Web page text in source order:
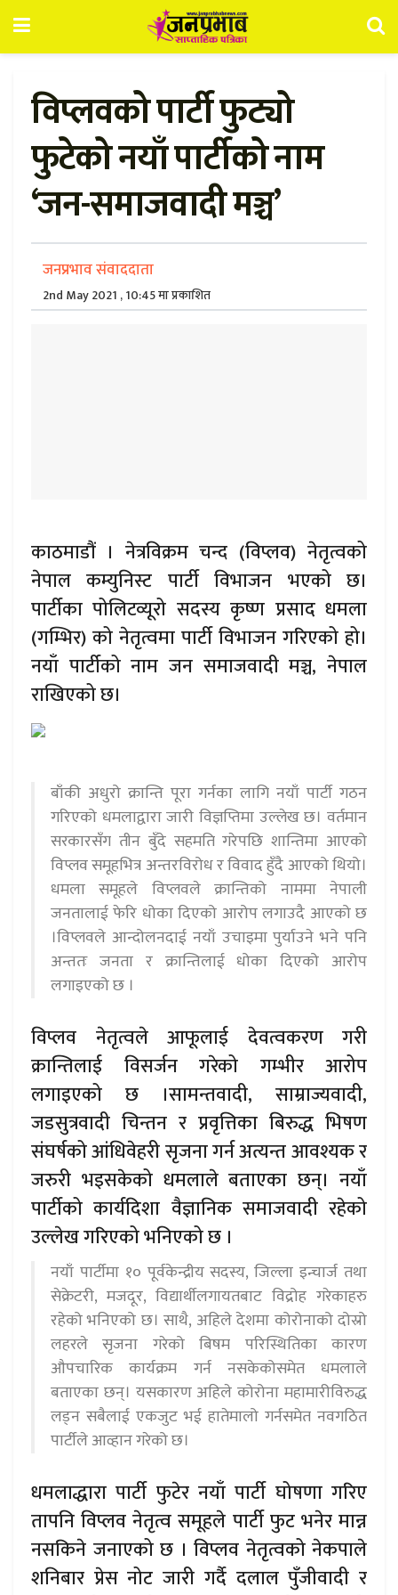
विप्लवको पार्टी फुट्यो
फुटेको नयाँ पार्टीको नाम
‘जन-समाजवादी मञ्च’
जनप्रभाव संवाददाता
2nd May 2021 , 10:45 मा प्रकाशित
काठमाडौं । नेत्रविक्रम चन्द (विप्लव) नेतृत्वको
नेपाल कम्युनिस्ट पार्टी विभाजन भएको छ।
पार्टीका पोलिटव्यूरो सदस्य कृष्ण प्रसाद धमला
(गम्भिर) को नेतृत्वमा पार्टी विभाजन गरिएको हो।
नयाँ पार्टीको नाम जन समाजवादी मञ्च, नेपाल
राखिएको छ।
बाँकी अधुरो क्रान्ति पूरा गर्नका लागि नयाँ पार्टी गठन
गरिएको धमलाद्वारा जारी विज्ञप्तिमा उल्लेख छ। वर्तमान
सरकारसँग तीन बुँदे सहमति गरेपछि शान्तिमा आएको
विप्लव समूहभित्र अन्तरविरोध र विवाद हुँदै आएको थियो।
धमला समूहले विप्लवले क्रान्तिको नाममा नेपाली
जनतालाई फेरि धोका दिएको आरोप लगाउदै आएको छ
।विप्लवले आन्दोलनदाई नयाँ उचाइमा पुर्याउने भने पनि
अन्ततः जनता र क्रान्तिलाई धोका दिएको आरोप
लगाइएको छ ।
विप्लव नेतृत्वले आफूलाई देवत्वकरण गरी
क्रान्तिलाई विसर्जन गरेको गम्भीर आरोप
लगाइएको छ ।सामन्तवादी, साम्राज्यवादी,
जडसुत्रवादी चिन्तन र प्रवृत्तिका बिरुद्ध भिषण
संघर्षको आंधिवेहरी सृजना गर्न अत्यन्त आवश्यक र
जरुरी भइसकेको धमलाले बताएका छन्। नयाँ
पार्टीको कार्यदिशा वैज्ञानिक समाजवादी रहेको
उल्लेख गरिएको भनिएको छ ।
नयाँ पार्टीमा १० पूर्वकेन्द्रीय सदस्य, जिल्ला इन्चार्ज तथा
सेक्रेटरी, मजदूर, विद्यार्थीलगायतबाट विद्रोह गरेकाहरु
रहेको भनिएको छ। साथै, अहिले देशमा कोरोनाको दोस्रो
लहरले सृजना गरेको बिषम परिस्थितिका कारण
औपचारिक कार्यक्रम गर्न नसकेकोसमेत धमलाले
बताएका छन्। यसकारण अहिले कोरोना महामारीविरुद्ध
लड्न सबैलाई एकजुट भई हातेमालो गर्नसमेत नवगठित
पार्टीले आव्हान गरेको छ।
धमलाद्धारा पार्टी फुटेर नयाँ पार्टी घोषणा गरिए
तापनि विप्लव नेतृत्व समूहले पार्टी फुट भनेर मान्न
नसकिने जनाएको छ । विप्लव नेतृत्वको नेकपाले
शनिबार प्रेस नोट जारी गर्दै दलाल पुँजीवादी र